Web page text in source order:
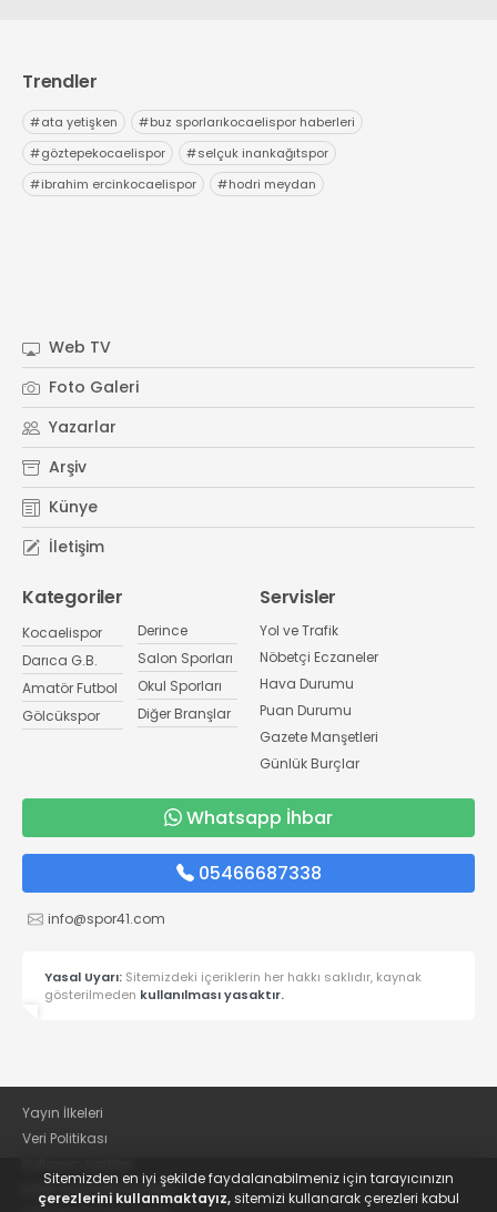
Trendler
#ata yetişken #buz sporlarıkocaelispor haberleri
#göztepekocaelispor #selçuk inankağıtspor
#ibrahim ercinkocaelispor #hodri meydan
Web TV
Foto Galeri
Yazarlar
Arşiv
Künye
İletişim
Kategoriler
Kocaelispor
Darıca G.B.
Amatör Futbol
Gölcükspor
Derince
Salon Sporları
Okul Sporları
Diğer Branşlar
Servisler
Yol ve Trafik
Nöbetçi Eczaneler
Hava Durumu
Puan Durumu
Gazete Manşetleri
Günlük Burçlar
Whatsapp İhbar
05466687338
info@spor41.com
Yasal Uyarı: Sitemizdeki içeriklerin her hakkı saklıdır, kaynak
gösterilmeden kullanılması yasaktır.
Yayın İlkeleri
Veri Politikası
KVKK Aydınlatma Metni
Sitemizden en iyi şekilde faydalanabilmeniz için tarayıcınızın
çerezlerini kullanmaktayız,sitemizi kullanarak çerezleri kabul